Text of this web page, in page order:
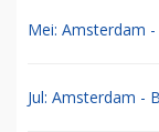
Mei: Amsterdam
Jul: Amsterdam -